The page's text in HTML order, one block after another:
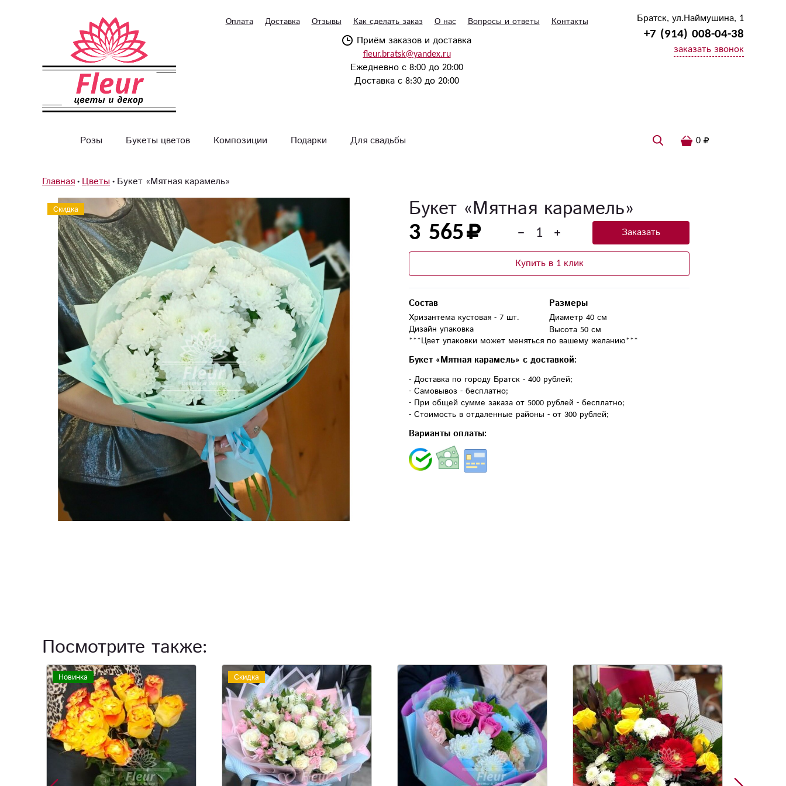
Оплата Доставка Отзывы Как сделать заказ О нас Вопросы и ответы Контакты
Приём заказов и доставка
fleur.bratsk@yandex.ru
Ежедневно с 8:00 до 20:00
Доставка с 8:30 до 20:00
Братск, ул.Наймушина, 1
+7 (914) 008-04-38
заказать звонок
Розы Букеты цветов Композиции Подарки Для свадьбы 0
Главная Цветы Букет «Мятная карамель»
Скидка Букет «Мятная карамель»
3 565 Заказать
Купить в 1 клик
Состав
Хризантема кустовая - 7 шт.
Дизайн упаковка
Размеры
Диаметр 40 см
Высота 50 см
Букет «Мятная карамель» с доставкой:
- Доставка по городу Братск - 400 рублей;
- Самовывоз - бесплатно;
- При общей сумме заказа от 5000 рублей - бесплатно;
- Стоимость в отдаленные районы - от 300 рублей;
Варианты оплаты:
Посмотрите также:
Скидка